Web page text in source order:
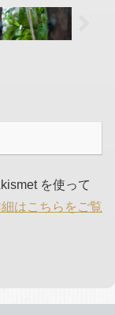
を使って
はこちらをご覧